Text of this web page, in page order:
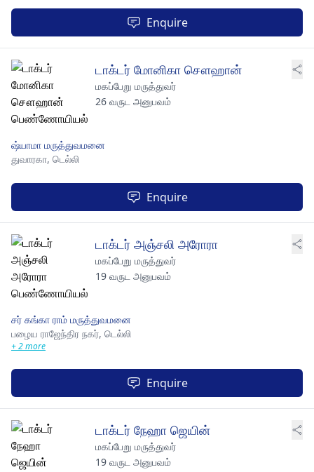
Enquire
டாக்டர் மோனிகா சௌஹான்
மகப்பேறு மருத்துவர்
26 வருட அனுபவம்
ஷ்யாமா மருத்துவமனை
துவாரகா, டெல்லி
Enquire
டாக்டர் அஞ்சலி அரோரா
மகப்பேறு மருத்துவர்
19 வருட அனுபவம்
சர் கங்கா ராம் மருத்துவமனை
பழைய ராஜேந்திர நகர், டெல்லி
+ 2 more
Enquire
டாக்டர் நேஹா ஜெயின்
மகப்பேறு மருத்துவர்
19 வருட அனுபவம்